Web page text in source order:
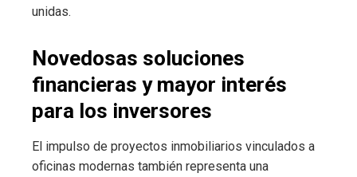
unidas.
Novedosas soluciones
financieras y mayor interés
para los inversores
El impulso de proyectos inmobiliarios vinculados a
oficinas modernas también representa una